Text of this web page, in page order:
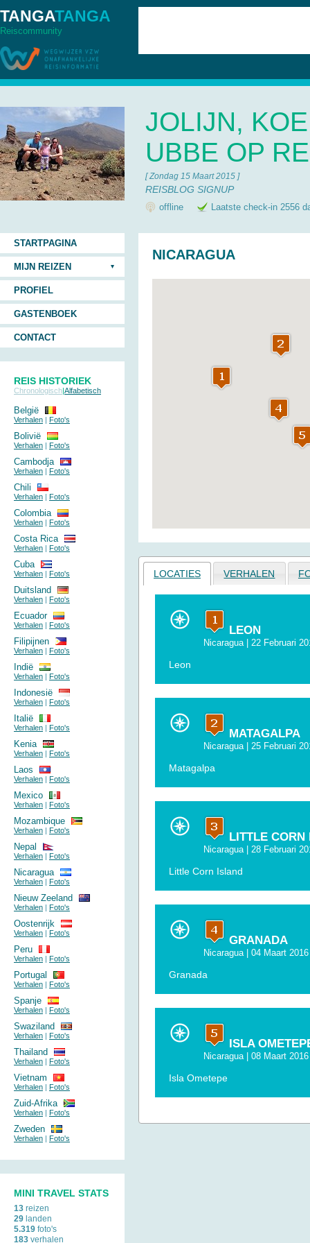
TANGATANGA
Reiscommunity
JOLIJN,
UBBE OP
[ Zondag 15 Maart 2015 ]
REISBLOG SIGNUP
offline Laatste check-in 2556
NICARAGUA
LOCATIES VERHALEN
LEON
Nicaragua| 22 Februari
Leon
MATAGALPA
Nicaragua| 25 Februari
Matagalpa
LITTLE CORN
Nicaragua| 28 Februari
Little Corn Island
GRANADA
Nicaragua| 04 Maart
Granada
ISLA
Nicaragua| 08 Maart
Isla Ometepe
STARTPAGINA
MIJN REIZEN
PROFIEL
GASTENBOEK
CONTACT
REIS HISTORIEK
Chronologisch|Alfabetisch
België
Verhalen | Foto's
Bolivië
Verhalen | Foto's
Cambodja
Verhalen | Foto's
Chili
Verhalen | Foto's
Colombia
Verhalen | Foto's
Costa Rica
Verhalen | Foto's
Cuba
Verhalen | Foto's
Duitsland
Verhalen | Foto's
Ecuador
Verhalen | Foto's
Filipijnen
Verhalen | Foto's
Indië
Verhalen | Foto's
Indonesië
Verhalen | Foto's
Italië
Verhalen | Foto's
Kenia
Verhalen | Foto's
Laos
Verhalen | Foto's
Mexico
Verhalen | Foto's
Mozambique
Verhalen | Foto's
Nepal
Verhalen | Foto's
Nicaragua
Verhalen | Foto's
Nieuw Zeeland
Verhalen | Foto's
Oostenrijk
Verhalen | Foto's
Peru
Verhalen | Foto's
Portugal
Verhalen | Foto's
Spanje
Verhalen | Foto's
Swaziland
Verhalen | Foto's
Thailand
Verhalen | Foto's
Vietnam
Verhalen | Foto's
Zuid-Afrika
Verhalen | Foto's
Zweden
Verhalen | Foto's
MINI TRAVEL STATS
13 reizen
29 landen
5.319 foto's
183 verhalen